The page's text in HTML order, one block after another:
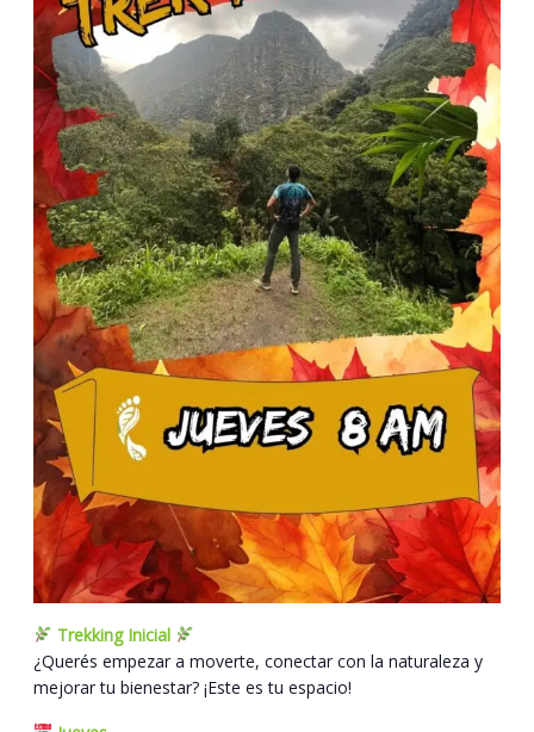
Trekking Inicial
¿Querés empezar a moverte, conectar con la naturaleza y
mejorar tu bienestar? ¡Este es tu espacio!